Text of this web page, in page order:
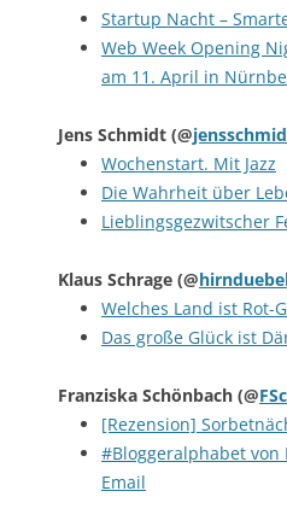
Startup Nacht –
Web Week Opening
am 11. April in
Jens Schmidt (@
Wochenstart. Mit Jazz
Die Wahrheit über
Lieblingsgezwitscher
Klaus Schrage (@
Welches Land ist Rot-
Das große Glück ist
Franziska Schönbach (@
[Rezension]
#Bloggeralphabet von
Email